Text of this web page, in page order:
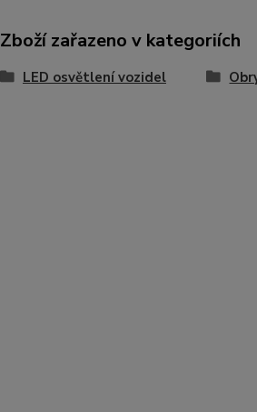
Zboží zařazeno v kategoriích
LED osvětlení vozidel